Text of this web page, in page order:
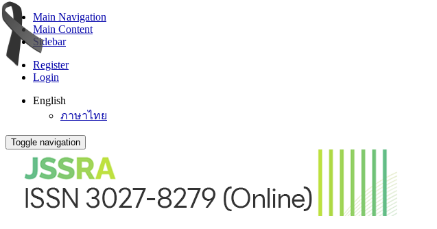
Main Navigation
Main Content
Sidebar
Register
Login
English
ภาษาไทย
Toggle navigation